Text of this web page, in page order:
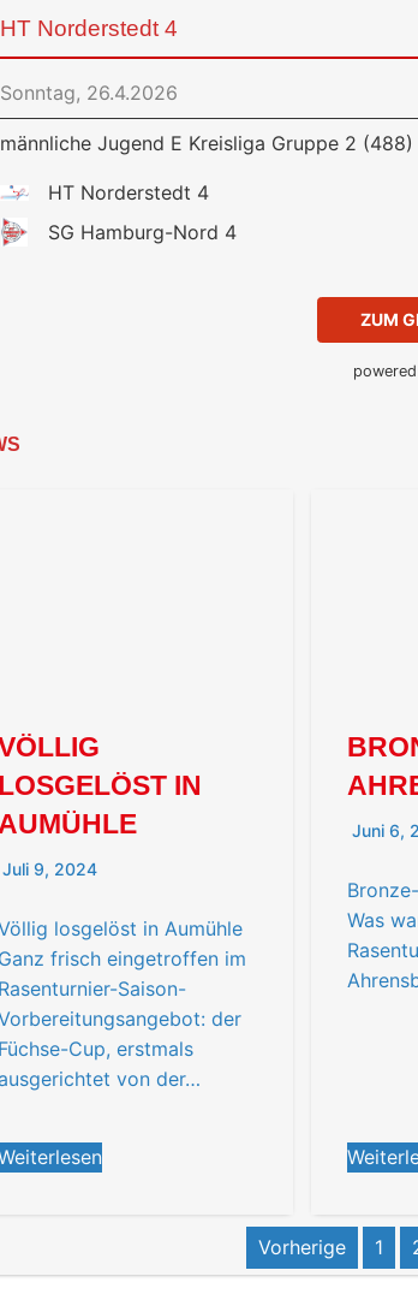
HT Norderstedt 4
Sonntag, 26.4.2026
männliche Jugend E Kreisliga Gruppe 2 (488)
HT Norderstedt 4
SG Hamburg-Nord 4
ZUM
IN
Juli 9, 2024
losgelöst in Aumühle
frisch eingetroffen im
Saison-
der
Cup, erstmals
von der…
Juni 6,
Was
Vorherige 1